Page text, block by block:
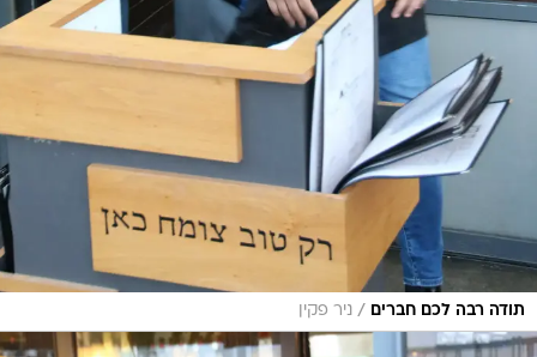
תודה רבה לכם חברים / ניר פקין